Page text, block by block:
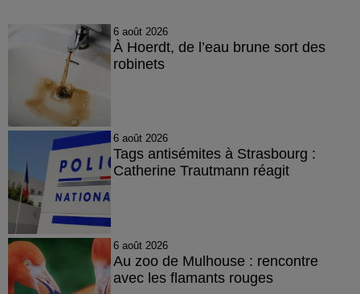
6 août 2026
À Hoerdt, de l’eau brune sort des
robinets
6 août 2026
Tags antisémites à Strasbourg :
Catherine Trautmann réagit
6 août 2026
Au zoo de Mulhouse : rencontre
avec les flamants rouges